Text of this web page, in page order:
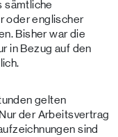
sämtliche
oder englischer
Bisher war die
in Bezug auf den
gelten
der Arbeitsvertrag
sind